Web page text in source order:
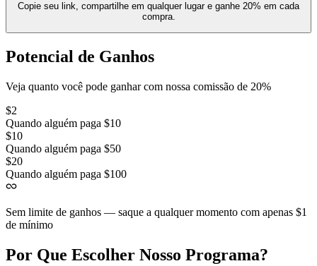
Copie seu link, compartilhe em qualquer lugar e ganhe 20% em cada
compra.
Potencial de Ganhos
Veja quanto você pode ganhar com nossa comissão de 20%
$2
Quando alguém paga $10
$10
Quando alguém paga $50
$20
Quando alguém paga $100
Sem limite de ganhos — saque a qualquer momento com apenas $1
de mínimo
Por Que Escolher Nosso Programa?